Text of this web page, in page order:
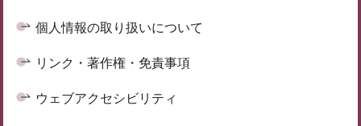
個人情報の取り扱いについて
リンク・著作権・免責事項
ウェブアクセシビリティ